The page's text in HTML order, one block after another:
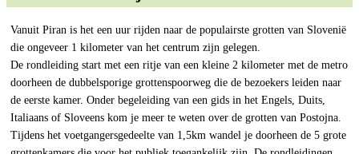
Vanuit Piran is het een uur rijden naar de populairste grotten van Slovenië
die ongeveer 1 kilometer van het centrum zijn gelegen.
De rondleiding start met een ritje van een kleine 2 kilometer met de metro
doorheen de dubbelsporige grottenspoorweg die de bezoekers leiden naar
de eerste kamer. Onder begeleiding van een gids in het Engels, Duits,
Italiaans of Sloveens kom je meer te weten over de grotten van Postojna.
Tijdens het voetgangersgedeelte van 1,5km wandel je doorheen de 5 grote